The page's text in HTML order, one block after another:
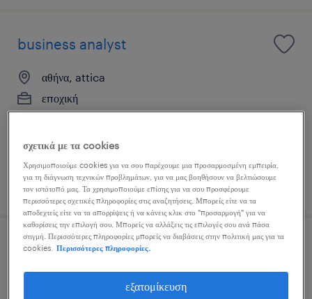
business analyst
αθήνα, attica
εποχική
δημοσιεύτηκε 3 αυγούστου 2026
receptionist
agios ioannis rentis, attica
σχετικά με τα cookies
Χρησιμοποιούμε cookies για να σου παρέχουμε μια προσαρμοσμένη εμπειρία,
για τη διάγνωση τεχνικών προβλημάτων, για να μας βοηθήσουν να βελτιώσουμε
τον ιστότοπό μας. Τα χρησιμοποιούμε επίσης για να σου προσφέρουμε
περισσότερες σχετικές πληροφορίες στις αναζητήσεις. Μπορείς είτε να τα
αποδεχτείς είτε να τα απορρίψεις ή να κάνεις κλικ στο "προσαρμογή" για να
καθορίσεις την επιλογή σου. Μπορείς να αλλάξεις τις επιλογές σου ανά πάσα
στιγμή. Περισσότερες πληροφορίες μπορείς να διαβάσεις στην πολιτική μας για τα
cookies.
Περισσότερες πληροφορίες.
εξατομίκευση